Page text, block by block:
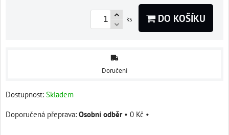
ks DO KOŠÍKU
Doručení
Dostupnost: Skladem
Osobní odběr • 0 Kč •